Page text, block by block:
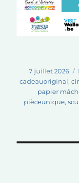
Publié
le
7 juillet 2026
cadeauoriginal,
papier
pièceunique,